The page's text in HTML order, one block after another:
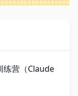
练营（Claude